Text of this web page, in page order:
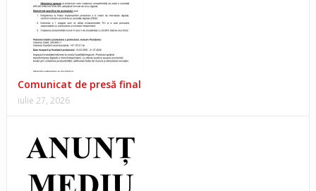
Comunicat de presă final
iulie 27, 2026